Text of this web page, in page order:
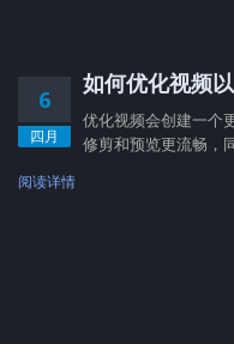
6
四月
如何优化视频
优化视频会创建一个
修剪和预览更流畅，
阅读详情